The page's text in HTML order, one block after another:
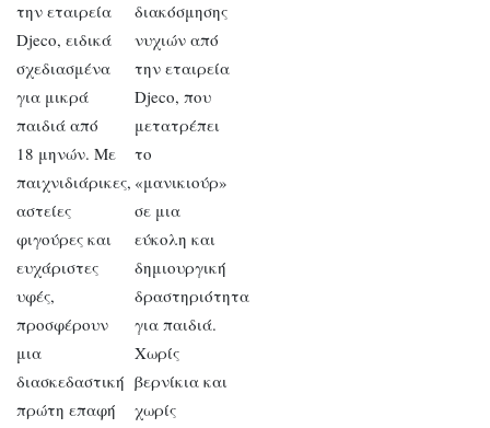
την εταιρεία
Djeco, ειδικά
σχεδιασμένα
για μικρά
παιδιά από
18 μηνών. Με
παιχνιδιάρικες,
αστείες
φιγούρες και
ευχάριστες
υφές,
προσφέρουν
μια
διασκεδαστική
πρώτη επαφή
διακόσμησης
νυχιών από
την εταιρεία
Djeco, που
μετατρέπει
το
«μανικιούρ»
σε μια
εύκολη και
δημιουργική
δραστηριότητα
για παιδιά.
Χωρίς
βερνίκια και
χωρίς